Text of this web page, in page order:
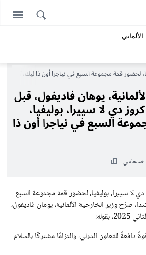
لحضور قمة مجموعة السبع في نياجرا أون ذا ليك، كندا
يوهان فاديفول، قبل
دي لا سييرا، بوليفيا،
السبع في نياجرا أون ذا
لا سييرا، بوليفيا، لحضور قمة مجموعة السبع
صرّح وزير الخارجية الألمانية، يوهان فاديفول،
دافعةً للتعاون الدولي، والتزامًا مشتركًا بالسلام